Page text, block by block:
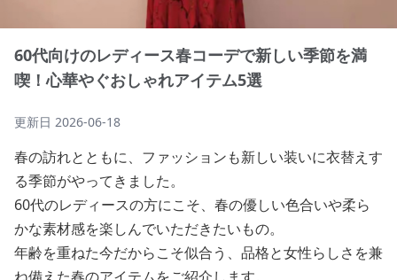
60代向けのレディース春コーデで新しい季節を満
喫！心華やぐおしゃれアイテム5選
更新日 2026-06-18
春の訪れとともに、ファッションも新しい装いに衣替えす
る季節がやってきました。
60代のレディースの方にこそ、春の優しい色合いや柔ら
かな素材感を楽しんでいただきたいもの。
年齢を重ねた今だからこそ似合う、品格と女性らしさを兼